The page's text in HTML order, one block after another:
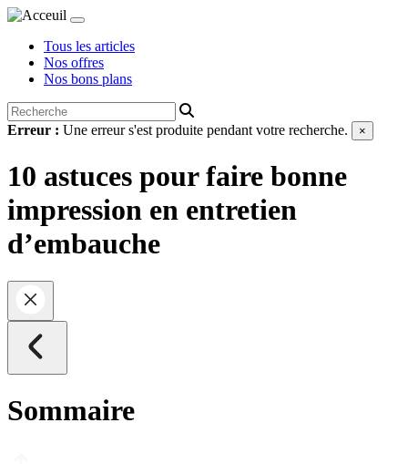
Tous les articles
Nos offres
Nos bons plans
Erreur : Une erreur s'est produite pendant votre recherche. ×
10 astuces pour faire bonne
impression en entretien
d’embauche
Sommaire